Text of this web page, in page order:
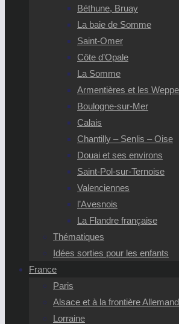
Béthune, Bruay
La baie de Somme
Saint-Omer
Côte d’Opale
La Somme
Armentières et les
Boulogne-sur-Mer
Calais
Chantilly – Senlis – Oise
Douai et ses environs
Saint-Pol-sur-Ternoise
Valenciennes
l’Avesnois
La Flandre française
Thématiques
Idées sorties pour les enfants
France
Paris
Alsace et à la frontière
Lorraine